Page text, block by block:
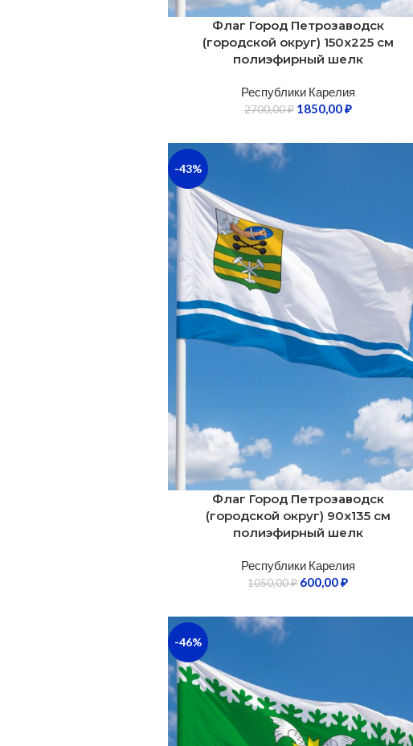
Флаг Город Петрозаводск
(городской округ) 150х225 см
полиэфирный шелк
Республики Карелия
2700,00₽ 1850,00₽
-43%
Флаг Город Петрозаводск
(городской округ) 90х135 см
полиэфирный шелк
Республики Карелия
1050,00₽ 600,00₽
-46%